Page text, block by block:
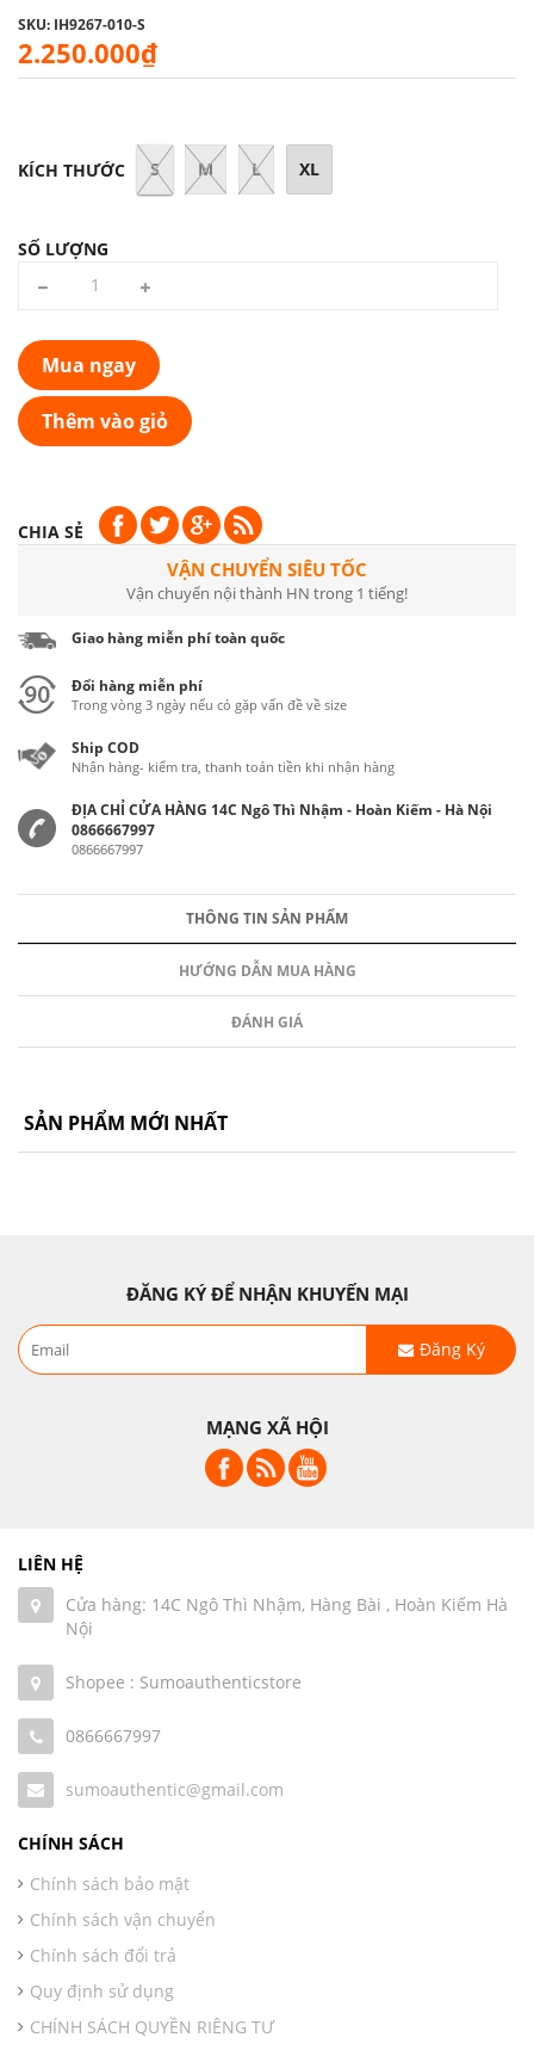
SKU: IH9267-010-S
2.250.000₫
KÍCH THƯỚC S M L XL
SỐ LƯỢNG
Mua ngay
Thêm vào giỏ
CHIA SẺ
VẬN CHUYỂN SIÊU TỐC
Vận chuyển nội thành HN trong 1 tiếng!
Giao hàng miễn phí toàn quốc
Đổi hàng miễn phí
Trong vòng 3 ngày nếu có gặp vấn đề về size
Ship COD
Nhận hàng- kiểm tra, thanh toán tiền khi nhận hàng
ĐỊA CHỈ CỬA HÀNG 14C Ngô Thì Nhậm - Hoàn Kiếm - Hà Nội
0866667997
0866667997
THÔNG TIN SẢN PHẨM
HƯỚNG DẪN MUA HÀNG
ĐÁNH GIÁ
SẢN PHẨM MỚI NHẤT
ĐĂNG KÝ ĐỂ NHẬN KHUYẾN MẠI
Đăng Ký
MẠNG XÃ HỘI
LIÊN HỆ
Cửa hàng: 14C Ngô Thì Nhậm, Hàng Bài , Hoàn Kiếm Hà
Nội
Shopee : Sumoauthenticstore
0866667997
sumoauthentic@gmail.com
CHÍNH SÁCH
Chính sách bảo mật
Chính sách vận chuyển
Chính sách đổi trả
Quy định sử dụng
CHÍNH SÁCH QUYỀN RIÊNG TƯ